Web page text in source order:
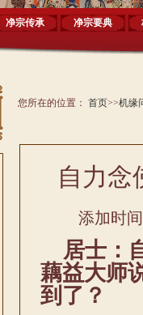
净宗传承 净宗要典
您所在的位置： 首页>>机缘
自力念
添加时
居士：
藕益大师
到了？